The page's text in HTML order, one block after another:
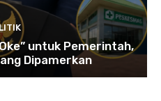
untuk Pemerintah,
Dipamerkan